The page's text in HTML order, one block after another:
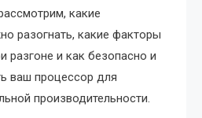
какие
разогнать, какие факторы
разгоне и как безопасно и
ваш процессор для
производительности.